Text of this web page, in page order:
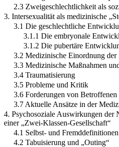
2.3 Zweigeschlechtlichkeit als
3. Intersexualität als medizinische
3.1 Die geschlechtliche
3.1.1 Die embryonale
3.1.2 Die pubertäre
3.2 Medizinische Einordnung der
3.3 Medizinische Maßnahmen
3.4 Traumatisierung
3.5 Probleme und Kritik
3.6 Forderungen von Betroffenen
3.7 Aktuelle Ansätze in der
4. Psychosoziale Auswirkungen der
einer „Zwei-Klassen-Gesellschaft“
4.1 Selbst- und Fremddefinitionen
4.2 Tabuisierung und „Outing“